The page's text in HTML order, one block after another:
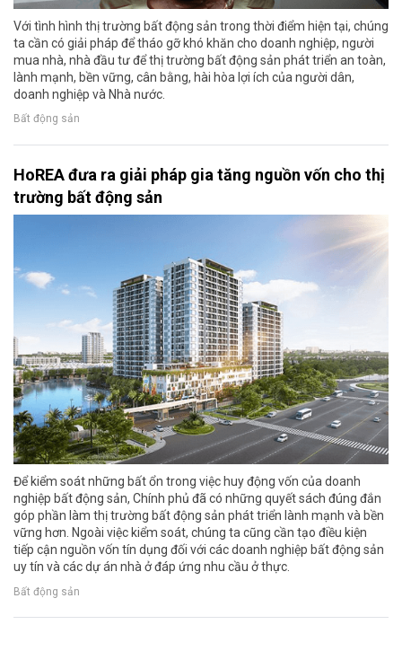
Với tình hình thị trường bất động sản trong thời điểm hiện tại, chúng
ta cần có giải pháp để tháo gỡ khó khăn cho doanh nghiệp, người
mua nhà, nhà đầu tư để thị trường bất động sản phát triển an toàn,
lành mạnh, bền vững, cân bằng, hài hòa lợi ích của người dân,
doanh nghiệp và Nhà nước.
Bất động sản
HoREA đưa ra giải pháp gia tăng nguồn vốn cho thị
trường bất động sản
Để kiểm soát những bất ổn trong việc huy động vốn của doanh
nghiệp bất động sản, Chính phủ đã có những quyết sách đúng đắn
góp phần làm thị trường bất động sản phát triển lành mạnh và bền
vững hơn. Ngoài việc kiểm soát, chúng ta cũng cần tạo điều kiện
tiếp cận nguồn vốn tín dụng đối với các doanh nghiệp bất động sản
uy tín và các dự án nhà ở đáp ứng nhu cầu ở thực.
Bất động sản